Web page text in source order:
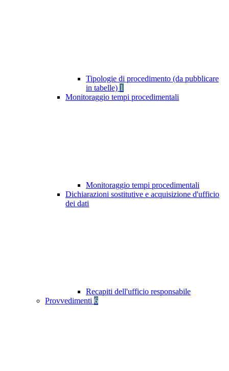
Tipologie di procedimento (da pubblicare
in tabelle) 1
Monitoraggio tempi procedimentali
Monitoraggio tempi procedimentali
Dichiarazioni sostitutive e acquisizione d'ufficio
dei dati
Recapiti dell'ufficio responsabile
Provvedimenti 6